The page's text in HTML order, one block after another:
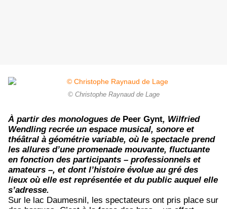
© Christophe Raynaud de Lage
À partir des monologues de Peer Gynt, Wilfried
Wendling recrée un espace musical, sonore et
théâtral à géométrie variable, où le spectacle prend
les allures d’une promenade mouvante, fluctuante
en fonction des participants – professionnels et
amateurs –, et dont l’histoire évolue au gré des
lieux où elle est représentée et du public auquel elle
s’adresse.
Sur le lac Daumesnil, les spectateurs ont pris place sur